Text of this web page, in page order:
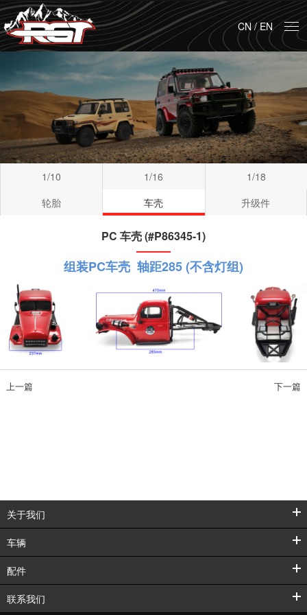
CN/EN
1/10 1/16
1/18
轮胎
车壳 升级件
PC 车壳 (#P86345-1)
组装PC车壳 轴距285 (不含灯组)
上一篇 下一篇
关于我们
车辆
配件
联系我们